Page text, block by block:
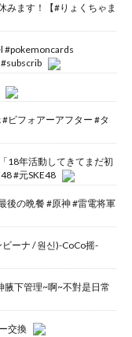
みます！【#りょくちゃま
#pokemoncards
ビフォアーアフター #タ
18年活動してきてまだ初
#元SKE48
後の晩餐 #原神 #雷電将軍
ーナ / 원신)-CoCo摇-
下管理~啊~不對是日常
交換